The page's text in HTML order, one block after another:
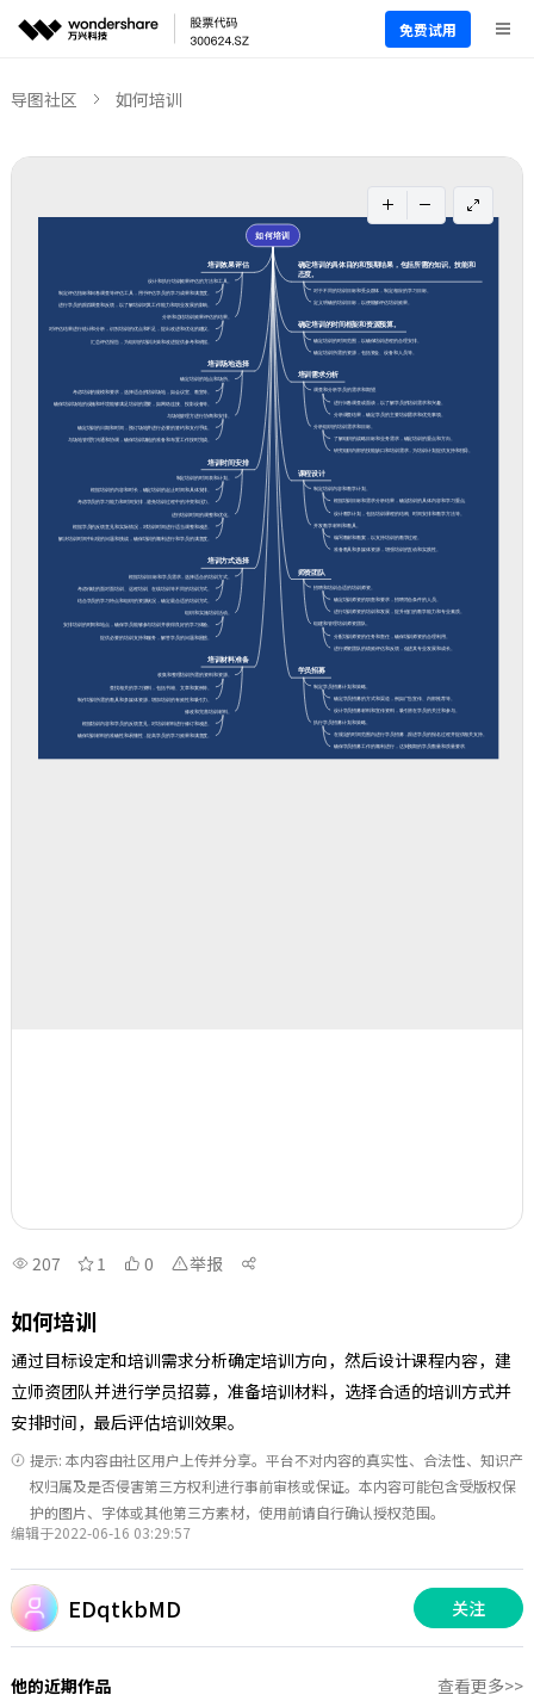
免费试用
导图社区 如何培训
207 1 0 举报
如何培训
通过目标设定和培训需求分析确定培训方向，然后设计课程内容，建
立师资团队并进行学员招募，准备培训材料，选择合适的培训方式并
安排时间，最后评估培训效果。
提示: 本内容由社区用户上传并分享。平台不对内容的真实性、合法性、知识产
权归属及是否侵害第三方权利进行事前审核或保证。本内容可能包含受版权保
护的图片、字体或其他第三方素材，使用前请自行确认授权范围。
编辑于2022-06-16 03:29:57
EDqtkbMD 关注
他的近期作品 查看更多>>